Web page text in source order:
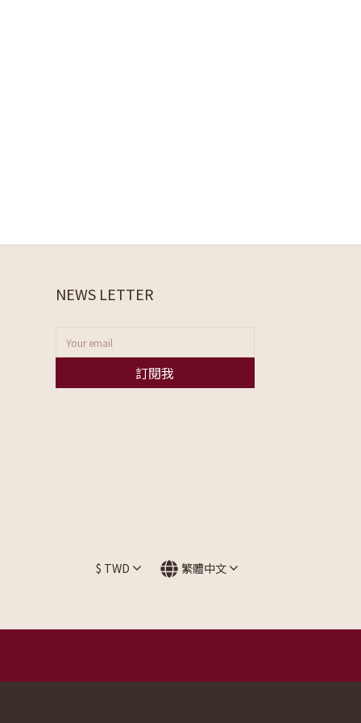
NEWS LETTER
訂閱我
$ TWD 繁體中文